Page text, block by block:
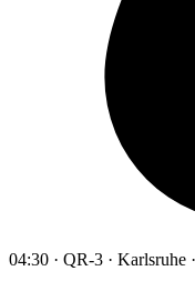
04:30 · QR-3 · Karlsruhe